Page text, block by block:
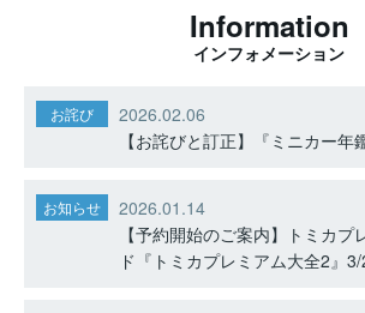
Information
インフォメーション
お詫び
2026.02.06
【お詫びと訂正】『ミニカー年
お知らせ
2026.01.14
【予約開始のご案内】トミカプ
ド『トミカプレミアム大全2』